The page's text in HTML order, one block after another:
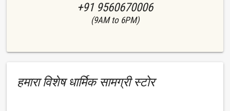
+91 9560670006
(9AM to 6PM)
हमारा विशेष धार्मिक सामग्री स्टोर